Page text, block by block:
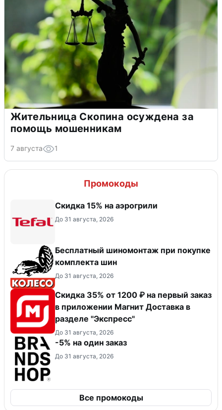
Жительница Скопина осуждена за
помощь мошенникам
7 августа 1
Промокоды
Скидка 15% на аэрогрили
До 31 августа, 2026
Бесплатный шиномонтаж при покупке
комплекта шин
До 31 августа, 2026
Скидка 35% от 1200 ₽ на первый заказ
в приложении Магнит Доставка в
разделе "Экспресс"
До 31 августа, 2026
-5% на один заказ
До 31 августа, 2026
Все промокоды